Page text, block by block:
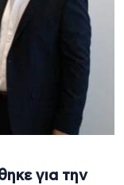
για την